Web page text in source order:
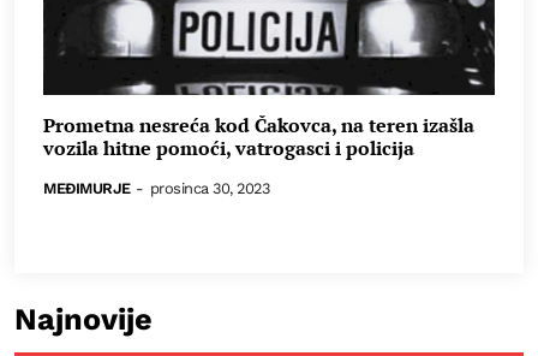
Prometna nesreća kod Čakovca, na teren izašla
vozila hitne pomoći, vatrogasci i policija
MEĐIMURJE - prosinca 30, 2023
Najnovije